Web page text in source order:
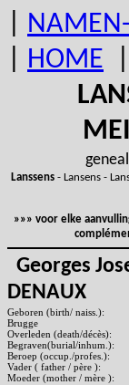
HOME
Lanssens- Lansens -
»»» voor elke
Georges
DENAUX
Geboren (birth/ naiss.):
Brugge
Overleden (death/décès):
Begraven(burial/inhum.):
Beroep (occup./profes.):
Vader ( father / père ):
Moeder (mother / mère ):